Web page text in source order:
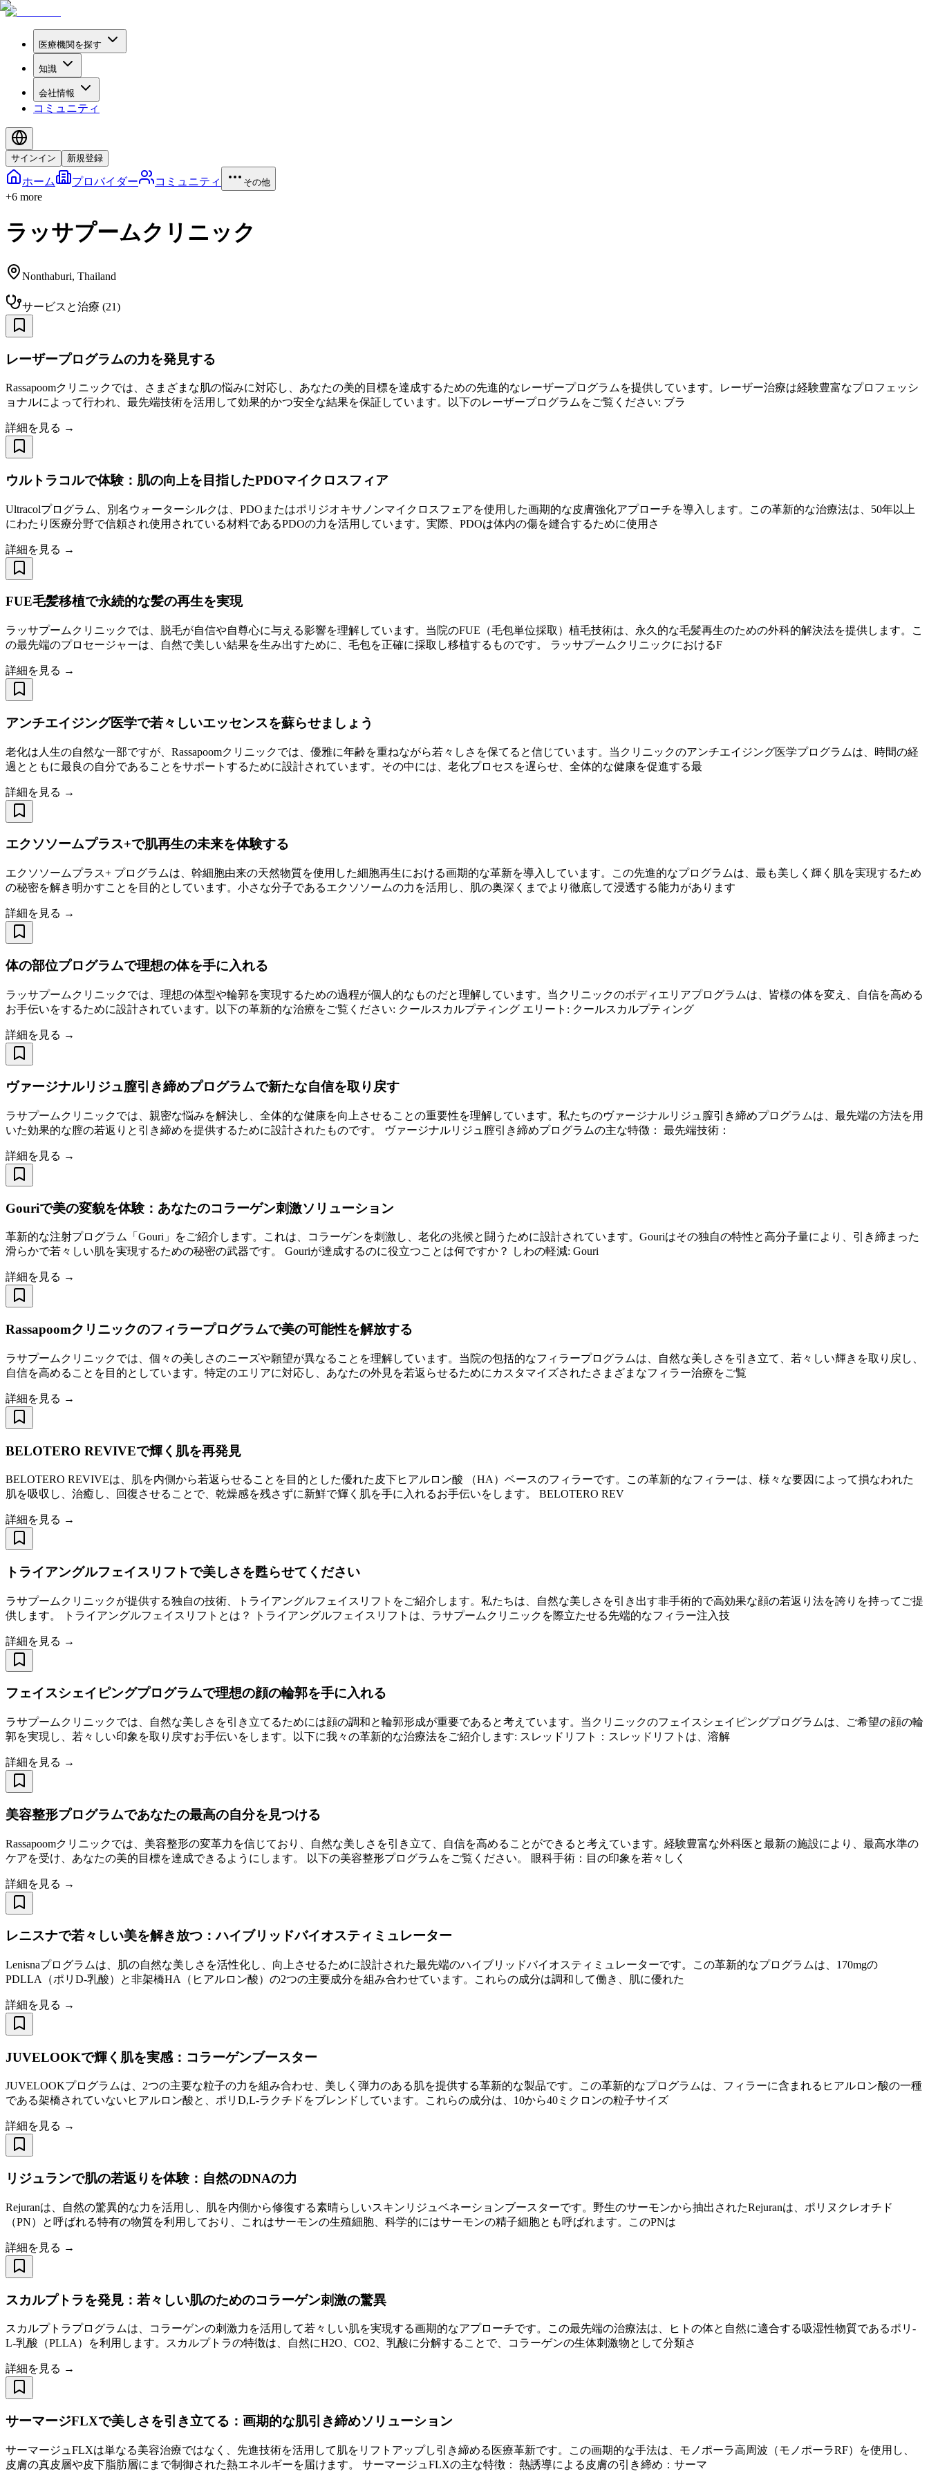
医療機関を探す
知識
会社情報
コミュニティ
サインイン 新規登録
ホーム プロバイダー コミュニティ その他
+6 more
ラッサプームクリニック
Nonthaburi, Thailand
サービスと治療 (21)
レーザープログラムの力を発見する
Rassapoomクリニックでは、さまざまな肌の悩みに対応し、あなたの美的目標を達成するための先進的なレーザープログラムを提供しています。レーザー治療は経験豊富なプロフェッシ
ョナルによって行われ、最先端技術を活用して効果的かつ安全な結果を保証しています。以下のレーザープログラムをご覧ください: ブラ
詳細を見る →
ウルトラコルで体験：肌の向上を目指したPDOマイクロスフィア
Ultracolプログラム、別名ウォーターシルクは、PDOまたはポリジオキサノンマイクロスフェアを使用した画期的な皮膚強化アプローチを導入します。この革新的な治療法は、50年以上
にわたり医療分野で信頼され使用されている材料であるPDOの力を活用しています。実際、PDOは体内の傷を縫合するために使用さ
詳細を見る →
FUE毛髪移植で永続的な髪の再生を実現
ラッサプームクリニックでは、脱毛が自信や自尊心に与える影響を理解しています。当院のFUE（毛包単位採取）植毛技術は、永久的な毛髪再生のための外科的解決法を提供します。こ
の最先端のプロセージャーは、自然で美しい結果を生み出すために、毛包を正確に採取し移植するものです。 ラッサプームクリニックにおけるF
詳細を見る →
アンチエイジング医学で若々しいエッセンスを蘇らせましょう
老化は人生の自然な一部ですが、Rassapoomクリニックでは、優雅に年齢を重ねながら若々しさを保てると信じています。当クリニックのアンチエイジング医学プログラムは、時間の経
過とともに最良の自分であることをサポートするために設計されています。その中には、老化プロセスを遅らせ、全体的な健康を促進する最
詳細を見る →
エクソソームプラス+で肌再生の未来を体験する
エクソソームプラス+ プログラムは、幹細胞由来の天然物質を使用した細胞再生における画期的な革新を導入しています。この先進的なプログラムは、最も美しく輝く肌を実現するため
の秘密を解き明かすことを目的としています。小さな分子であるエクソソームの力を活用し、肌の奥深くまでより徹底して浸透する能力があります
詳細を見る →
体の部位プログラムで理想の体を手に入れる
ラッサプームクリニックでは、理想の体型や輪郭を実現するための過程が個人的なものだと理解しています。当クリニックのボディエリアプログラムは、皆様の体を変え、自信を高める
お手伝いをするために設計されています。以下の革新的な治療をご覧ください: クールスカルプティング エリート: クールスカルプティング
詳細を見る →
ヴァージナルリジュ膣引き締めプログラムで新たな自信を取り戻す
ラサプームクリニックでは、親密な悩みを解決し、全体的な健康を向上させることの重要性を理解しています。私たちのヴァージナルリジュ膣引き締めプログラムは、最先端の方法を用
いた効果的な膣の若返りと引き締めを提供するために設計されたものです。 ヴァージナルリジュ膣引き締めプログラムの主な特徴： 最先端技術：
詳細を見る →
Gouriで美の変貌を体験：あなたのコラーゲン刺激ソリューション
革新的な注射プログラム「Gouri」をご紹介します。これは、コラーゲンを刺激し、老化の兆候と闘うために設計されています。Gouriはその独自の特性と高分子量により、引き締まった
滑らかで若々しい肌を実現するための秘密の武器です。 Gouriが達成するのに役立つことは何ですか？ しわの軽減: Gouri
詳細を見る →
Rassapoomクリニックのフィラープログラムで美の可能性を解放する
ラサプームクリニックでは、個々の美しさのニーズや願望が異なることを理解しています。当院の包括的なフィラープログラムは、自然な美しさを引き立て、若々しい輝きを取り戻し、
自信を高めることを目的としています。特定のエリアに対応し、あなたの外見を若返らせるためにカスタマイズされたさまざまなフィラー治療をご覧
詳細を見る →
BELOTERO REVIVEで輝く肌を再発見
BELOTERO REVIVEは、肌を内側から若返らせることを目的とした優れた皮下ヒアルロン酸 （HA）ベースのフィラーです。この革新的なフィラーは、様々な要因によって損なわれた
肌を吸収し、治癒し、回復させることで、乾燥感を残さずに新鮮で輝く肌を手に入れるお手伝いをします。 BELOTERO REV
詳細を見る →
トライアングルフェイスリフトで美しさを甦らせてください
ラサプームクリニックが提供する独自の技術、トライアングルフェイスリフトをご紹介します。私たちは、自然な美しさを引き出す非手術的で高効果な顔の若返り法を誇りを持ってご提
供します。 トライアングルフェイスリフトとは？ トライアングルフェイスリフトは、ラサプームクリニックを際立たせる先端的なフィラー注入技
詳細を見る →
フェイスシェイピングプログラムで理想の顔の輪郭を手に入れる
ラサプームクリニックでは、自然な美しさを引き立てるためには顔の調和と輪郭形成が重要であると考えています。当クリニックのフェイスシェイピングプログラムは、ご希望の顔の輪
郭を実現し、若々しい印象を取り戻すお手伝いをします。以下に我々の革新的な治療法をご紹介します: スレッドリフト：スレッドリフトは、溶解
詳細を見る →
美容整形プログラムであなたの最高の自分を見つける
Rassapoomクリニックでは、美容整形の変革力を信じており、自然な美しさを引き立て、自信を高めることができると考えています。経験豊富な外科医と最新の施設により、最高水準の
ケアを受け、あなたの美的目標を達成できるようにします。 以下の美容整形プログラムをご覧ください。 眼科手術：目の印象を若々しく
詳細を見る →
レニスナで若々しい美を解き放つ：ハイブリッドバイオスティミュレーター
Lenisnaプログラムは、肌の自然な美しさを活性化し、向上させるために設計された最先端のハイブリッドバイオスティミュレーターです。この革新的なプログラムは、170mgの
PDLLA（ポリD-乳酸）と非架橋HA（ヒアルロン酸）の2つの主要成分を組み合わせています。これらの成分は調和して働き、肌に優れた
詳細を見る →
JUVELOOKで輝く肌を実感：コラーゲンブースター
JUVELOOKプログラムは、2つの主要な粒子の力を組み合わせ、美しく弾力のある肌を提供する革新的な製品です。この革新的なプログラムは、フィラーに含まれるヒアルロン酸の一種
である架橋されていないヒアルロン酸と、ポリD,L-ラクチドをブレンドしています。これらの成分は、10から40ミクロンの粒子サイズ
詳細を見る →
リジュランで肌の若返りを体験：自然のDNAの力
Rejuranは、自然の驚異的な力を活用し、肌を内側から修復する素晴らしいスキンリジュベネーションブースターです。野生のサーモンから抽出されたRejuranは、ポリヌクレオチド
（PN）と呼ばれる特有の物質を利用しており、これはサーモンの生殖細胞、科学的にはサーモンの精子細胞とも呼ばれます。このPNは
詳細を見る →
スカルプトラを発見：若々しい肌のためのコラーゲン刺激の驚異
スカルプトラプログラムは、コラーゲンの刺激力を活用して若々しい肌を実現する画期的なアプローチです。この最先端の治療法は、ヒトの体と自然に適合する吸湿性物質であるポリ-
L-乳酸（PLLA）を利用します。スカルプトラの特徴は、自然にH2O、CO2、乳酸に分解することで、コラーゲンの生体刺激物として分類さ
詳細を見る →
サーマージFLXで美しさを引き立てる：画期的な肌引き締めソリューション
サーマージュFLXは単なる美容治療ではなく、先進技術を活用して肌をリフトアップし引き締める医療革新です。この画期的な手法は、モノポーラ高周波（モノポーラRF）を使用し、
皮膚の真皮層や皮下脂肪層にまで制御された熱エネルギーを届けます。 サーマージュFLXの主な特徴： 熱誘導による皮膚の引き締め：サーマ